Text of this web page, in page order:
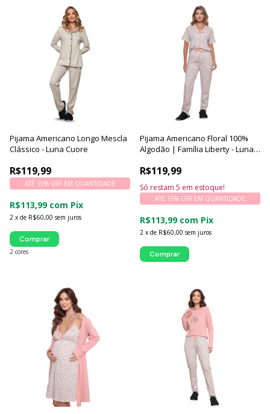
Pijama Americano Longo Mescla
Clássico - Luna Cuore
R$119,99
2 x de R$60,00 sem juros
ATÉ 15% OFF EM QUANTIDADE
R$113,99 com Pix
2 cores
Comprar
Pijama Americano Floral 100%
Algodão | Família Liberty - Luna
R$119,99
2 x de R$60,00 sem juros
ATÉ 15% OFF EM QUANTIDADE
R$113,99 com Pix
Só restam 5 em estoque!
Comprar